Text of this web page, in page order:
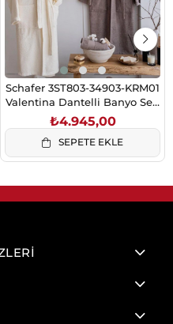
Schafer 3ST803-34903-KRM01
Valentina Dantelli Banyo Seti
9 Prç. Krem/Bej
₺4.945,00
SEPETE EKLE